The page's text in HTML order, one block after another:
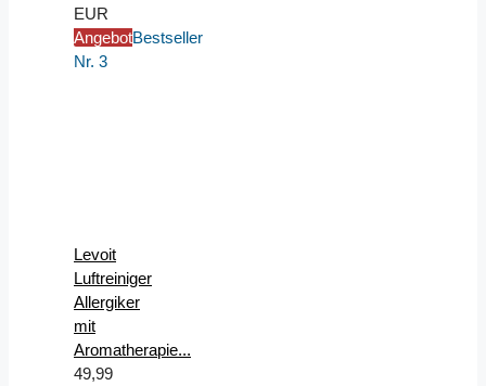
EUR
AngebotBestseller
Nr. 3
Levoit
Luftreiniger
Allergiker
mit
Aromatherapie...
49,99